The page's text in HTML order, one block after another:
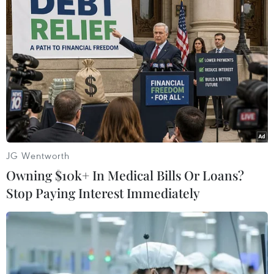
#Eurozone #Chứng khoán #Đồng euro
#Phố Wall
Pháp
Theo dõi VietnamPlus
JG Wentworth
Owning $10k+ In Medical Bills Or Loans?
Stop Paying Interest Immediately